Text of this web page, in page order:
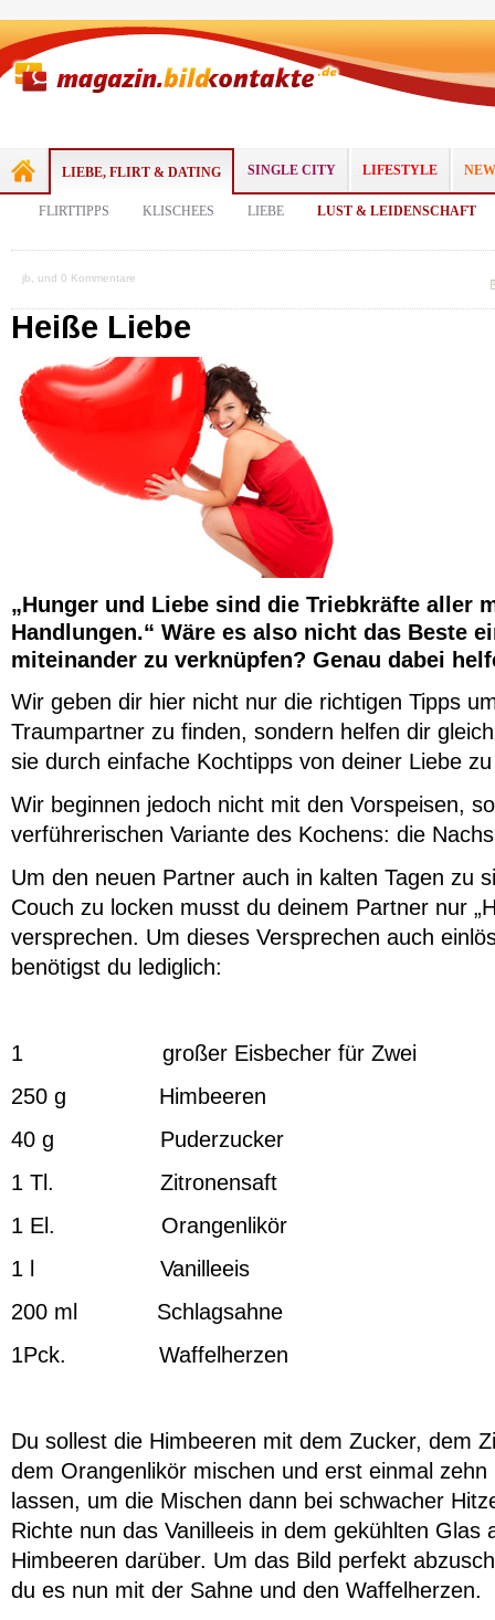
LIEBE, FLIRT & DATING
FLIRTTIPPS KLISCHEES LIEBE LUST & LEIDENSCHAFT
SINGLE CITY LIFESTYLE
jb, und 0 Kommentare
Heiße Liebe
„Hunger und Liebe sind die Triebkräfte aller
Handlungen.“ Wäre es also nicht das Beste
miteinander zu verknüpfen? Genau dabei
Wir geben dir hier nicht nur die richtigen Tipps
Traumpartner zu finden, sondern helfen dir
sie durch einfache Kochtipps von deiner Liebe
Wir beginnen jedoch nicht mit den Vorspeisen,
verführerischen Variante des Kochens: die
Um den neuen Partner auch in kalten Tagen zu
Couch zu locken musst du deinem Partner nur
versprechen. Um dieses Versprechen auch
benötigst du lediglich:
1 großer Eisbecher für Zwei
250 g Himbeeren
40 g Puderzucker
1 Tl. Zitronensaft
1 El. Orangenlikör
1 l Vanilleeis
200 ml Schlagsahne
1Pck. Waffelherzen
Du sollest die Himbeeren mit dem Zucker, dem
dem Orangenlikör mischen und erst einmal
lassen, um die Mischen dann bei schwacher
Richte nun das Vanilleeis in dem gekühlten Glas
Himbeeren darüber. Um das Bild perfekt
du es nun mit der Sahne und den Waffelherzen.